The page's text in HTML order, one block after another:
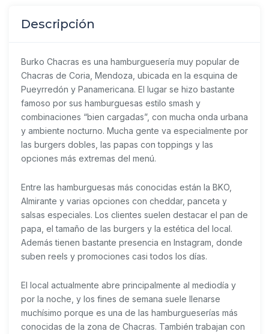
Descripción
Burko Chacras es una hamburguesería muy popular de
Chacras de Coria, Mendoza, ubicada en la esquina de
Pueyrredón y Panamericana. El lugar se hizo bastante
famoso por sus hamburguesas estilo smash y
combinaciones “bien cargadas”, con mucha onda urbana
y ambiente nocturno. Mucha gente va especialmente por
las burgers dobles, las papas con toppings y las
opciones más extremas del menú.
Entre las hamburguesas más conocidas están la BKO,
Almirante y varias opciones con cheddar, panceta y
salsas especiales. Los clientes suelen destacar el pan de
papa, el tamaño de las burgers y la estética del local.
Además tienen bastante presencia en Instagram, donde
suben reels y promociones casi todos los días.
El local actualmente abre principalmente al mediodía y
por la noche, y los fines de semana suele llenarse
muchísimo porque es una de las hamburgueserías más
conocidas de la zona de Chacras. También trabajan con